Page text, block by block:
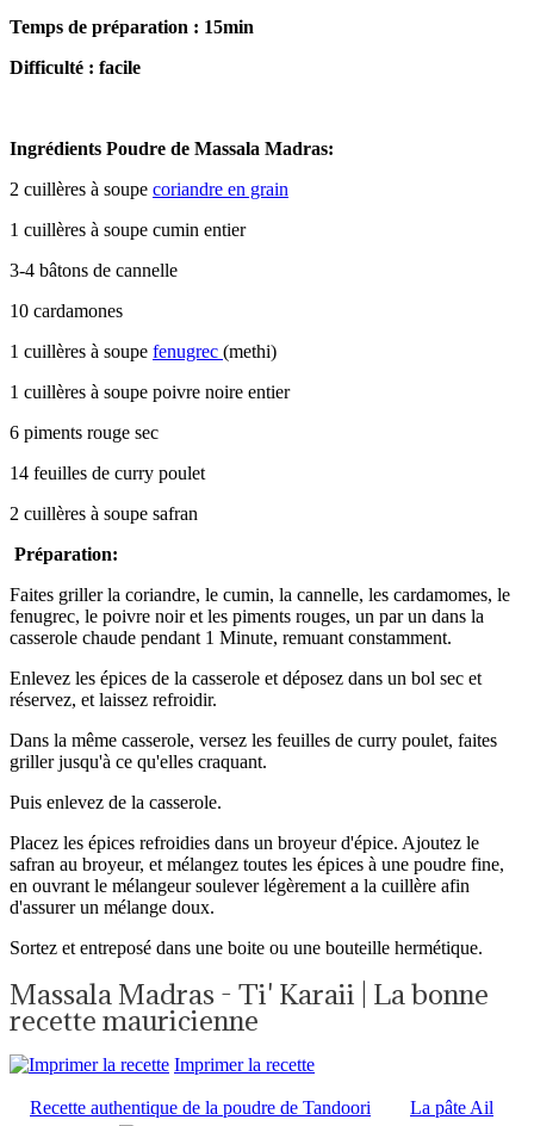
Temps de préparation : 15min
Difficulté : facile
Ingrédients Poudre de Massala Madras:
2 cuillères à soupe coriandre en grain
1 cuillères à soupe cumin entier
3-4 bâtons de cannelle
10 cardamones
1 cuillères à soupe fenugrec (methi)
1 cuillères à soupe poivre noire entier
6 piments rouge sec
14 feuilles de curry poulet
2 cuillères à soupe safran
Préparation:
Faites griller la coriandre, le cumin, la cannelle, les cardamomes, le
fenugrec, le poivre noir et les piments rouges, un par un dans la
casserole chaude pendant 1 Minute, remuant constamment.
Enlevez les épices de la casserole et déposez dans un bol sec et
réservez, et laissez refroidir.
Dans la même casserole, versez les feuilles de curry poulet, faites
griller jusqu'à ce qu'elles craquant.
Puis enlevez de la casserole.
Placez les épices refroidies dans un broyeur d'épice. Ajoutez le
safran au broyeur, et mélangez toutes les épices à une poudre fine,
en ouvrant le mélangeur soulever légèrement a la cuillère afin
d'assurer un mélange doux.
Sortez et entreposé dans une boite ou une bouteille hermétique.
Massala Madras - Ti' Karaii | La bonne
recette mauricienne
Imprimer la recette
Recette authentique de la poudre de Tandoori
La pâte Ail